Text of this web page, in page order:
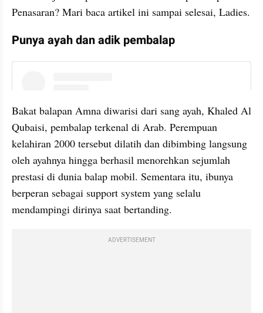
Penasaran? Mari baca artikel ini sampai selesai, Ladies.
Punya ayah dan adik pembalap
Bakat balapan Amna diwarisi dari sang ayah, Khaled Al
Qubaisi, pembalap terkenal di Arab. Perempuan
kelahiran 2000 tersebut dilatih dan dibimbing langsung
oleh ayahnya hingga berhasil menorehkan sejumlah
prestasi di dunia balap mobil. Sementara itu, ibunya
berperan sebagai support system yang selalu
mendampingi dirinya saat bertanding.
ADVERTISEMENT